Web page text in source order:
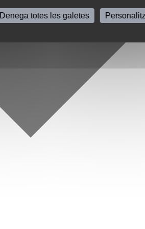
Denega totes les galetes